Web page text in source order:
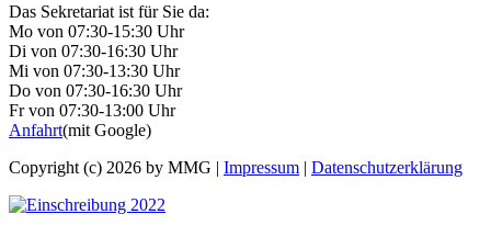
Das Sekretariat ist für Sie da:
Mo von 07:30-15:30 Uhr
Di von 07:30-16:30 Uhr
Mi von 07:30-13:30 Uhr
Do von 07:30-16:30 Uhr
Fr von 07:30-13:00 Uhr
Anfahrt(mit Google)
Copyright (c) 2026 by MMG | Impressum | Datenschutzerklärung